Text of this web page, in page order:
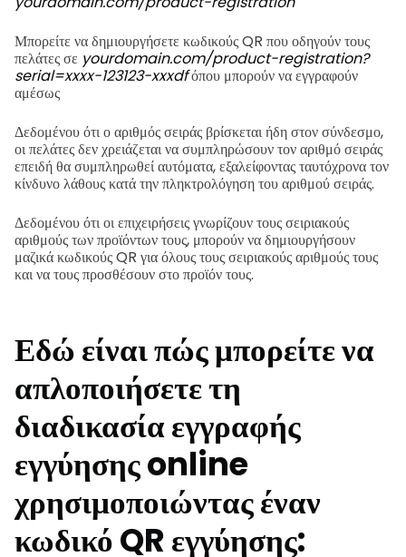
Μπορείτε να δημιουργήσετε κωδικούς QR που οδηγούν τους
πελάτες σε yourdomain.com/product-registration?
serial=xxxx-123123-xxxdfόπου μπορούν να εγγραφούν
αμέσως
Δεδομένου ότι ο αριθμός σειράς βρίσκεται ήδη στον σύνδεσμο,
οι πελάτες δεν χρειάζεται να συμπληρώσουν τον αριθμό σειράς
επειδή θα συμπληρωθεί αυτόματα, εξαλείφοντας ταυτόχρονα τον
κίνδυνο λάθους κατά την πληκτρολόγηση του αριθμού σειράς.
Δεδομένου ότι οι επιχειρήσεις γνωρίζουν τους σειριακούς
αριθμούς των προϊόντων τους, μπορούν να δημιουργήσουν
μαζικά κωδικούς QR για όλους τους σειριακούς αριθμούς τους
και να τους προσθέσουν στο προϊόν τους.
Εδώ είναι πώς μπορείτε να
απλοποιήσετε τη
διαδικασία εγγραφής
εγγύησης online
χρησιμοποιώντας έναν
κωδικό QR εγγύησης: